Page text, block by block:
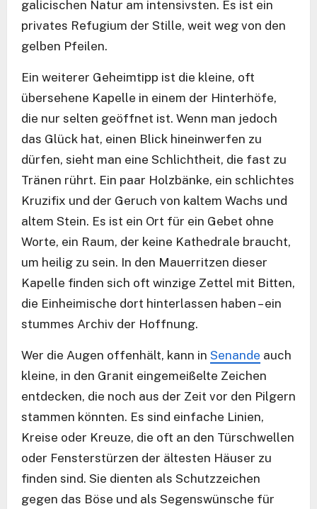
galicischen Natur am intensivsten. Es ist ein
privates Refugium der Stille, weit weg von den
gelben Pfeilen.
Ein weiterer Geheimtipp ist die kleine, oft
übersehene Kapelle in einem der Hinterhöfe,
die nur selten geöffnet ist. Wenn man jedoch
das Glück hat, einen Blick hineinwerfen zu
dürfen, sieht man eine Schlichtheit, die fast zu
Tränen rührt. Ein paar Holzbänke, ein schlichtes
Kruzifix und der Geruch von kaltem Wachs und
altem Stein. Es ist ein Ort für ein Gebet ohne
Worte, ein Raum, der keine Kathedrale braucht,
um heilig zu sein. In den Mauerritzen dieser
Kapelle finden sich oft winzige Zettel mit Bitten,
die Einheimische dort hinterlassen haben – ein
stummes Archiv der Hoffnung.
Wer die Augen offenhält, kann in Senande auch
kleine, in den Granit eingemeißelte Zeichen
entdecken, die noch aus der Zeit vor den Pilgern
stammen könnten. Es sind einfache Linien,
Kreise oder Kreuze, die oft an den Türschwellen
oder Fensterstürzen der ältesten Häuser zu
finden sind. Sie dienten als Schutzzeichen
gegen das Böse und als Segenswünsche für